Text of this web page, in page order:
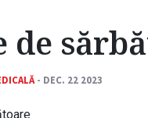
de
- DEC. 22 2023